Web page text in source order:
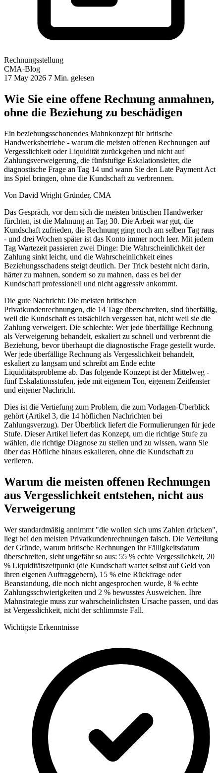
Rechnungsstellung
CMA-Blog
17 May 2026 7 Min. gelesen
Wie Sie eine offene Rechnung anmahnen,
ohne die Beziehung zu beschädigen
Ein beziehungsschonendes Mahnkonzept für britische
Handwerksbetriebe - warum die meisten offenen Rechnungen auf
Vergesslichkeit oder Liquidität zurückgehen und nicht auf
Zahlungsverweigerung, die fünfstufige Eskalationsleiter, die
diagnostische Frage an Tag 14 und wann Sie den Late Payment Act
ins Spiel bringen, ohne die Kundschaft zu verbrennen.
Von David Wright Gründer, CMA
Das Gespräch, vor dem sich die meisten britischen Handwerker
fürchten, ist die Mahnung an Tag 30. Die Arbeit war gut, die
Kundschaft zufrieden, die Rechnung ging noch am selben Tag raus
- und drei Wochen später ist das Konto immer noch leer. Mit jedem
Tag Wartezeit passieren zwei Dinge: Die Wahrscheinlichkeit der
Zahlung sinkt leicht, und die Wahrscheinlichkeit eines
Beziehungsschadens steigt deutlich. Der Trick besteht nicht darin,
härter zu mahnen, sondern so zu mahnen, dass es bei der
Kundschaft professionell und nicht aggressiv ankommt.
Die gute Nachricht: Die meisten britischen
Privatkundenrechnungen, die 14 Tage überschreiten, sind überfällig,
weil die Kundschaft es tatsächlich vergessen hat, nicht weil sie die
Zahlung verweigert. Die schlechte: Wer jede überfällige Rechnung
als Verweigerung behandelt, eskaliert zu schnell und verbrennt die
Beziehung, bevor überhaupt die diagnostische Frage gestellt wurde.
Wer jede überfällige Rechnung als Vergesslichkeit behandelt,
eskaliert zu langsam und schreibt am Ende echte
Liquiditätsprobleme ab. Das folgende Konzept ist der Mittelweg -
fünf Eskalationsstufen, jede mit eigenem Ton, eigenem Zeitfenster
und eigener Nachricht.
Dies ist die Vertiefung zum Problem, die zum Vorlagen-Überblick
gehört (Artikel 3, die 14 höflichen Nachrichten bei
Zahlungsverzug). Der Überblick liefert die Formulierungen für jede
Stufe. Dieser Artikel liefert das Konzept, um die richtige Stufe zu
wählen, die richtige Diagnose zu stellen und zu wissen, wann Sie
über das Höfliche hinaus eskalieren, ohne die Kundschaft zu
verlieren.
Warum die meisten offenen Rechnungen
aus Vergesslichkeit entstehen, nicht aus
Verweigerung
Wer standardmäßig annimmt "die wollen sich ums Zahlen drücken",
liegt bei den meisten Privatkundenrechnungen falsch. Die Verteilung
der Gründe, warum britische Rechnungen ihr Fälligkeitsdatum
überschreiten, sieht ungefähr so aus: 55 % echte Vergesslichkeit, 20
% Liquiditätszeitpunkt (die Kundschaft wartet selbst auf Geld von
ihren eigenen Auftraggebern), 15 % eine Rückfrage oder
Beanstandung, die noch nicht angesprochen wurde, 8 % echte
Zahlungsschwierigkeiten und 2 % bewusstes Ausweichen. Ihre
Mahnstrategie muss zur wahrscheinlichsten Ursache passen, und das
ist Vergesslichkeit, nicht der schlimmste Fall.
Wichtigste Erkenntnisse